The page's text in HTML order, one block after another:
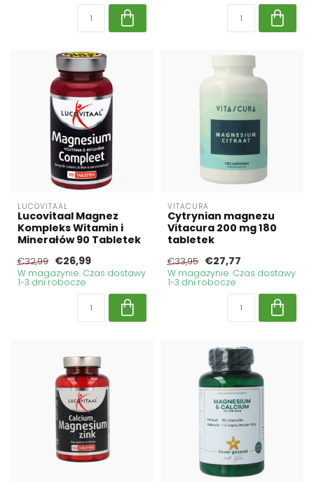
LUCOVITAAL
Lucovitaal Magnez
Kompleks Witamin i
Minerałów 90 Tabletek
€32,99 €26,99
W magazynie. Czas dostawy
1-3 dni robocze
VITACURA
Cytrynian magnezu
Vitacura 200 mg 180
tabletek
€33,95 €27,77
W magazynie. Czas dostawy
1-3 dni robocze